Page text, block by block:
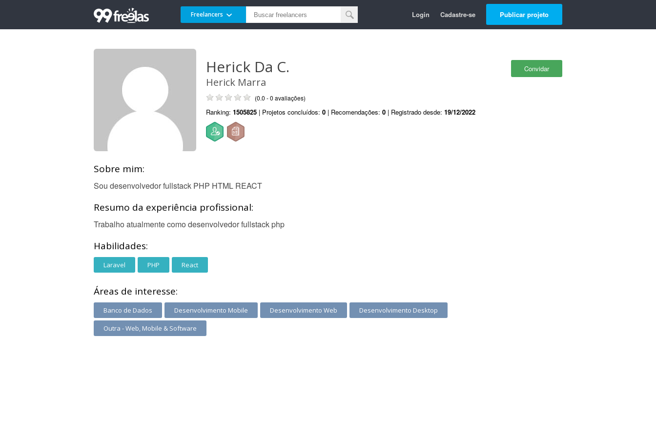
Freelancers Login Cadastre-se Publicar projeto
Convidar
Herick Da C.
Herick Marra
(0.0 - 0 avaliações)
Ranking: 1505825 | Projetos concluídos: 0 | Recomendações: 0 | Registrado desde: 19/12/2022
Sobre mim:
Sou desenvolvedor fullstack PHP HTML REACT
Resumo da experiência profissional:
Trabalho atualmente como desenvolvedor fullstack php
Habilidades:
Laravel PHP React
Áreas de interesse:
Banco de Dados Desenvolvimento Mobile Desenvolvimento Web Desenvolvimento Desktop
Outra - Web, Mobile & Software